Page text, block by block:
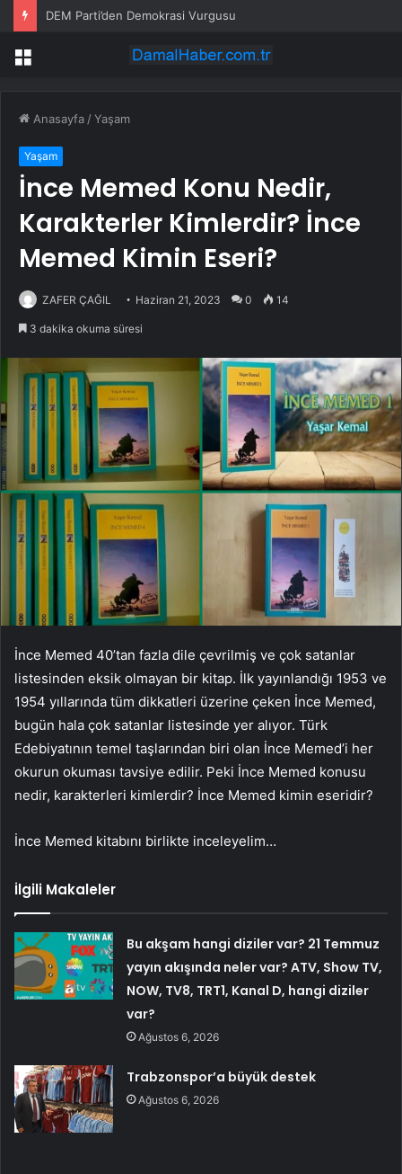
DEM Parti’den Demokrasi Vurgusu
Menü
Anasayfa /Yaşam
Yaşam
İnce Memed Konu Nedir,
Karakterler Kimlerdir? İnce
Memed Kimin Eseri?
ZAFER ÇAĞIL Haziran 21, 2023 0 14
3 dakika okuma süresi
İnce Memed 40’tan fazla dile çevrilmiş ve çok satanlar
listesinden eksik olmayan bir kitap. İlk yayınlandığı 1953 ve
1954 yıllarında tüm dikkatleri üzerine çeken İnce Memed,
bugün hala çok satanlar listesinde yer alıyor. Türk
Edebiyatının temel taşlarından biri olan İnce Memed’i her
okurun okuması tavsiye edilir. Peki İnce Memed konusu
nedir, karakterleri kimlerdir? İnce Memed kimin eseridir?
İnce Memed kitabını birlikte inceleyelim…
İlgili Makaleler
Bu akşam hangi diziler var? 21 Temmuz
yayın akışında neler var? ATV, Show TV,
NOW, TV8, TRT1, Kanal D, hangi diziler
var?
Ağustos 6, 2026
Trabzonspor’a büyük destek
Ağustos 6, 2026